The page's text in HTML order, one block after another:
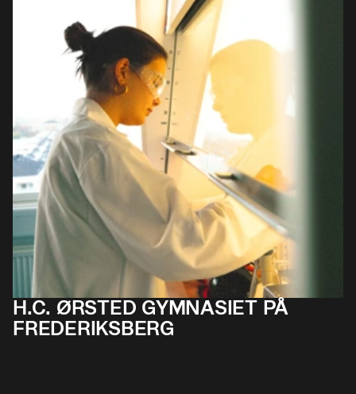
H.C. ØRSTED GYMNASIET PÅ
FREDERIKS­BERG